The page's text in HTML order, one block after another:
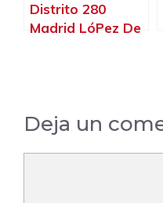
Distrito 280
Madrid LóPez De
Deja un